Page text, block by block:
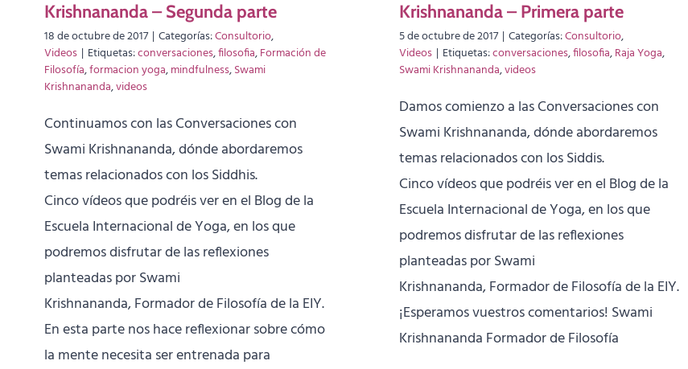
Krishnananda – Segunda parte
18 de octubre de 2017 | Categorías:Consultorio,
Videos | Etiquetas:conversaciones,filosofia,Formación de
Filosofía,formacion yoga,mindfulness,Swami
Krishnananda,videos
Continuamos con las Conversaciones con
Swami Krishnananda, dónde abordaremos
temas relacionados con los Siddhis.
Cinco vídeos que podréis ver en el Blog de la
Escuela Internacional de Yoga, en los que
podremos disfrutar de las reflexiones
planteadas por Swami
Krishnananda, Formador de Filosofía de la EIY.
En esta parte nos hace reflexionar sobre cómo
la mente necesita ser entrenada para
Krishnananda – Primera parte
5 de octubre de 2017 | Categorías:Consultorio,
Videos | Etiquetas:conversaciones,filosofia,Raja Yoga,
Swami Krishnananda,videos
Damos comienzo a las Conversaciones con
Swami Krishnananda, dónde abordaremos
temas relacionados con los Siddis.
Cinco vídeos que podréis ver en el Blog de la
Escuela Internacional de Yoga, en los que
podremos disfrutar de las reflexiones
planteadas por Swami
Krishnananda, Formador de Filosofía de la EIY.
¡Esperamos vuestros comentarios! Swami
Krishnananda Formador de Filosofía